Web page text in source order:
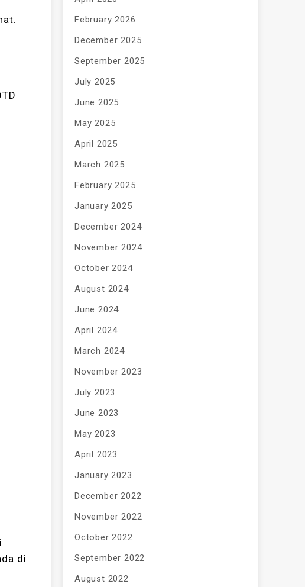
di
February 2026
December 2025
September 2025
July 2025
June 2025
May 2025
April 2025
March 2025
February 2025
January 2025
December 2024
November 2024
October 2024
August 2024
June 2024
April 2024
March 2024
November 2023
July 2023
June 2023
May 2023
April 2023
January 2023
December 2022
November 2022
October 2022
September 2022
August 2022